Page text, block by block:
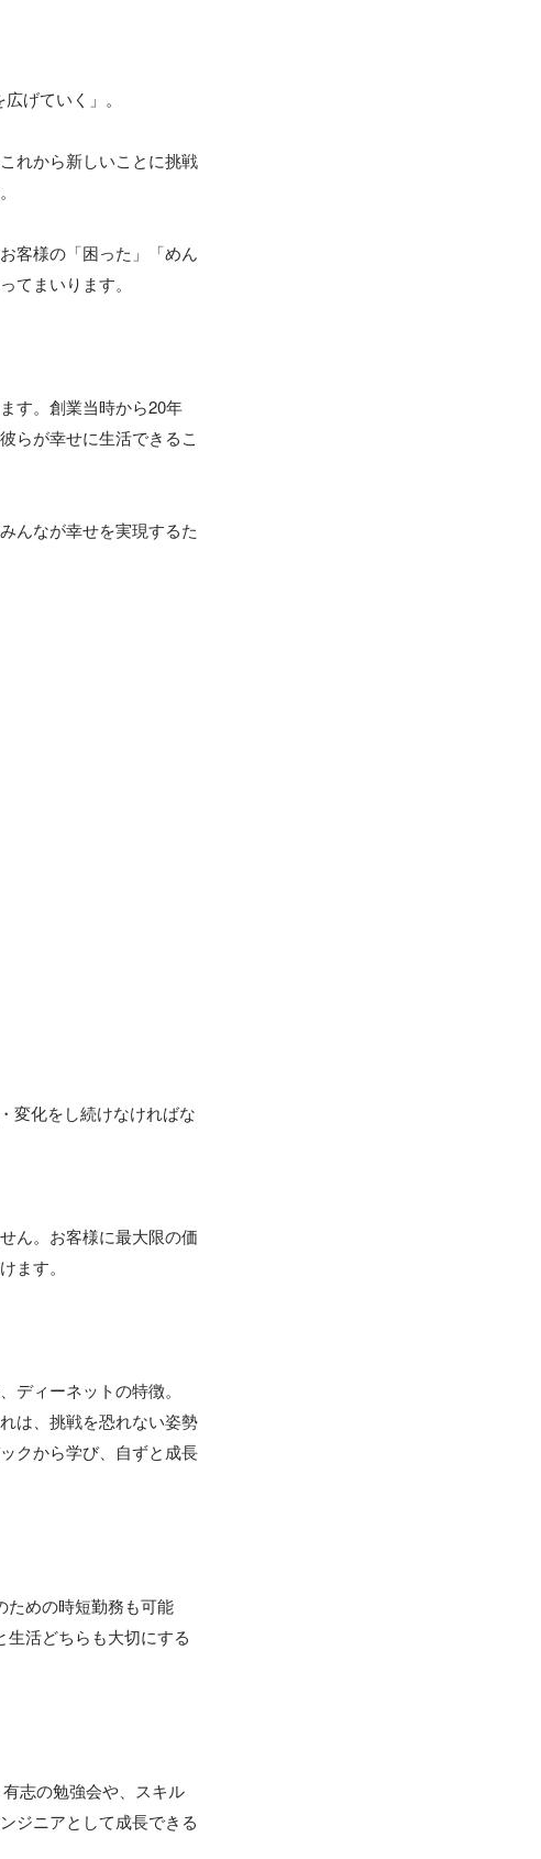
げていく」。
れから新しいことに挑戦
客様の「困った」「めん
てまいります。
す。創業当時から20年
らが幸せに生活できるこ
んなが幸せを実現するた
変化をし続けなければな
ん。お客様に最大限の価
ます。
ィーネットの特徴。
は、挑戦を恐れない姿勢
クから学び、自ずと成長
ための時短勤務も可能
活どちらも大切にする
志の勉強会や、スキル
ジニアとして成長できる